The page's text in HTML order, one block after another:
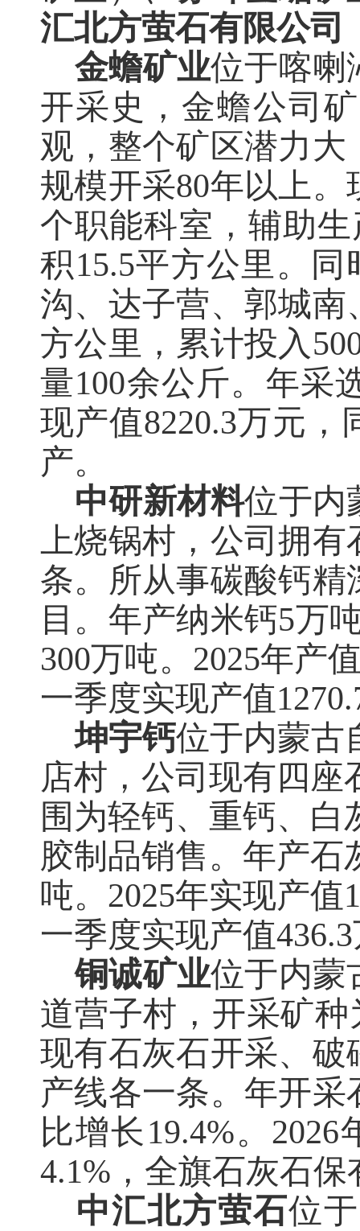
汇北方萤石有限公司
金蟾矿业位于喀喇
开采史，金蟾公司
观，整个矿区潜力
规模开采80年以上。
个职能科室，辅助
积15.5平方公里。
沟、达子营、郭城南
方公里，累计投入
量100余公斤。 年采
现产值8220.3万元，
产。
中研新材料位于内
上烧锅村， 公司拥有
条。 所从事碳酸钙
目。年产纳米钙5万
300万吨。2025年产
一季度实现产值
坤宇钙位于内蒙古
店村 ， 公司现有四座
围为轻钙、重钙、
胶制品销售。年产石
吨。2025年实现产值
一季度实现产值
铜诚矿业位于内蒙
道营子村，开采矿
现有石灰石开采、
产线各一条。年开采
比增长19.4%。
4.1%，全旗石灰石
中汇北方萤石位